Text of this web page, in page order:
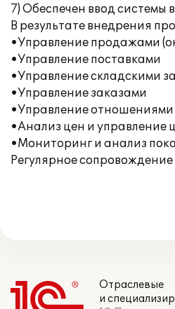
7) Обеспечен ввод системы
В результате внедрения
•Управление продажами
•Управление поставками
•Управление складскими
•Управление заказами
•Управление отношениями
•Анализ цен и управление
•Мониторинг и анализ
Регулярное
Отраслевые
и